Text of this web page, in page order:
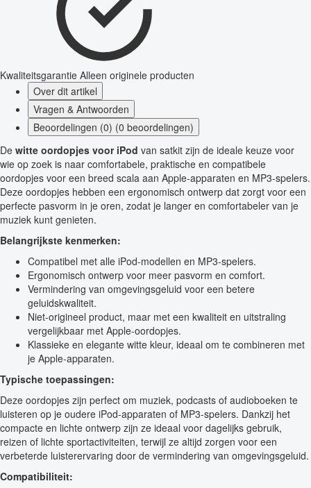
Kwaliteitsgarantie Alleen originele producten
Over dit artikel
Vragen & Antwoorden
Beoordelingen (0) (0 beoordelingen)
De witte oordopjes voor iPod van satkit zijn de ideale keuze voor
wie op zoek is naar comfortabele, praktische en compatibele
oordopjes voor een breed scala aan Apple-apparaten en MP3-spelers.
Deze oordopjes hebben een ergonomisch ontwerp dat zorgt voor een
perfecte pasvorm in je oren, zodat je langer en comfortabeler van je
muziek kunt genieten.
Belangrijkste kenmerken:
Compatibel met alle iPod-modellen en MP3-spelers.
Ergonomisch ontwerp voor meer pasvorm en comfort.
Vermindering van omgevingsgeluid voor een betere
geluidskwaliteit.
Niet-origineel product, maar met een kwaliteit en uitstraling
vergelijkbaar met Apple-oordopjes.
Klassieke en elegante witte kleur, ideaal om te combineren met
je Apple-apparaten.
Typische toepassingen:
Deze oordopjes zijn perfect om muziek, podcasts of audioboeken te
luisteren op je oudere iPod-apparaten of MP3-spelers. Dankzij het
compacte en lichte ontwerp zijn ze ideaal voor dagelijks gebruik,
reizen of lichte sportactiviteiten, terwijl ze altijd zorgen voor een
verbeterde luisterervaring door de vermindering van omgevingsgeluid.
Compatibiliteit: